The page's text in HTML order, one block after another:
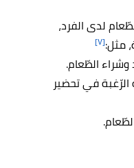
لدى الفرد،
مثل:[٧]
الطّعام.
في تحضير